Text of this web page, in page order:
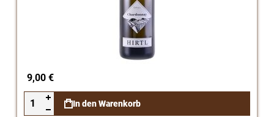
9,00 €
In den Warenkorb